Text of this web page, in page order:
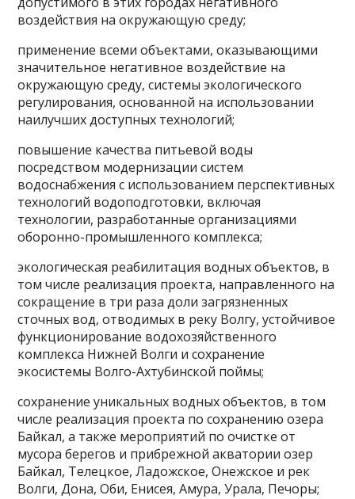
воздействия на окружающую среду;
применение всеми объектами, оказывающими
значительное негативное воздействие на
окружающую среду, системы экологического
регулирования, основанной на использовании
наилучших доступных технологий;
повышение качества питьевой воды
посредством модернизации систем
водоснабжения с использованием перспективных
технологий водоподготовки, включая
технологии, разработанные организациями
оборонно-промышленного комплекса;
экологическая реабилитация водных объектов, в
том числе реализация проекта, направленного на
сокращение в три раза доли загрязненных
сточных вод, отводимых в реку Волгу, устойчивое
функционирование водохозяйственного
комплекса Нижней Волги и сохранение
экосистемы Волго-Ахтубинской поймы;
сохранение уникальных водных объектов, в том
числе реализация проекта по сохранению озера
Байкал, а также мероприятий по очистке от
мусора берегов и прибрежной акватории озер
Байкал, Телецкое, Ладожское, Онежское и рек
Волги, Дона, Оби, Енисея, Амура, Урала, Печоры;